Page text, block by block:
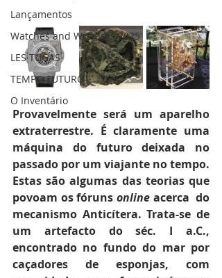
Lançamentos
Watches and Wonders 2025
LES TUGAS
TEMPO FUTURO
O Inventário
Provavelmente será um aparelho
extraterrestre. É claramente uma
máquina do futuro deixada no
passado por um viajante no tempo.
Estas são algumas das teorias que
povoam os fóruns online acerca  do
mecanismo Anticítera. Trata-se de
um artefacto do séc. I a.C.,
encontrado no fundo do mar por
caçadores de esponjas, com